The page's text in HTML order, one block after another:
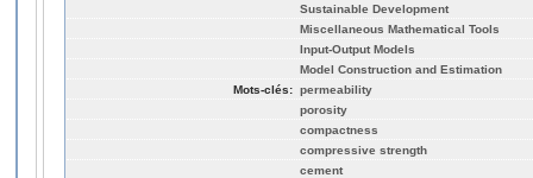
Sustainable Development
Miscellaneous Mathematical Tools
Input-Output Models
Model Construction and Estimation
Mots-clés: permeability
porosity
compactness
compressive strength
cement